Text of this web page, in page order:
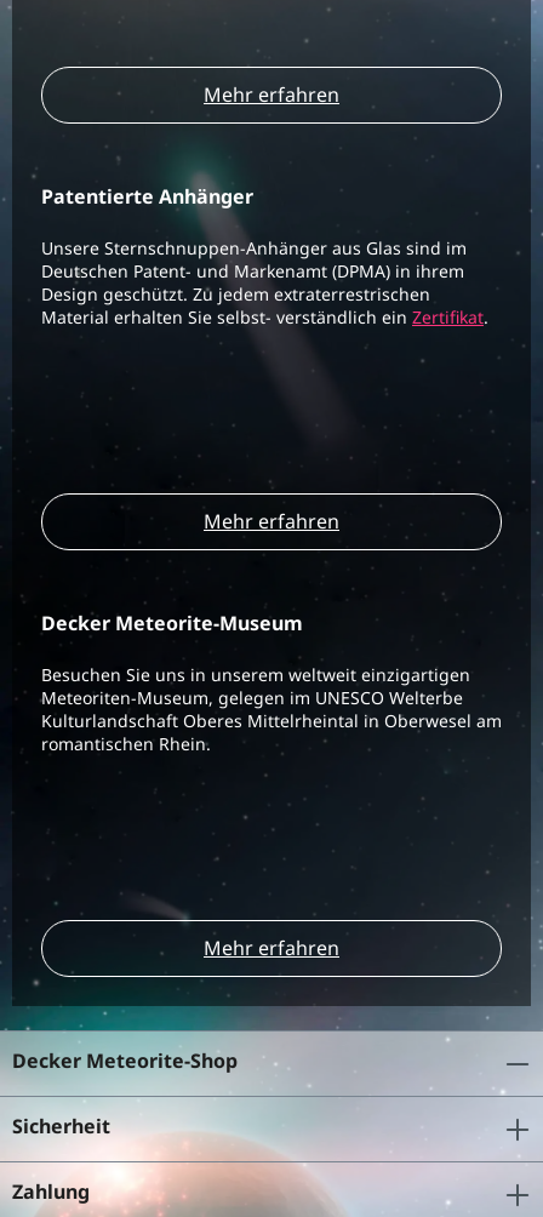
Mehr erfahren
Patentierte Anhänger
Unsere Sternschnuppen-Anhänger aus Glas sind im
Deutschen Patent- und Markenamt (DPMA) in ihrem
Design geschützt. Zu jedem extraterrestrischen
Material erhalten Sie selbst- verständlich ein Zertifikat.
Mehr erfahren
Decker Meteorite-Museum
Besuchen Sie uns in unserem weltweit einzigartigen
Meteoriten-Museum, gelegen im UNESCO Welterbe
Kulturlandschaft Oberes Mittelrheintal in Oberwesel am
romantischen Rhein.
Mehr erfahren
Decker Meteorite-Shop
Sicherheit
Zahlung